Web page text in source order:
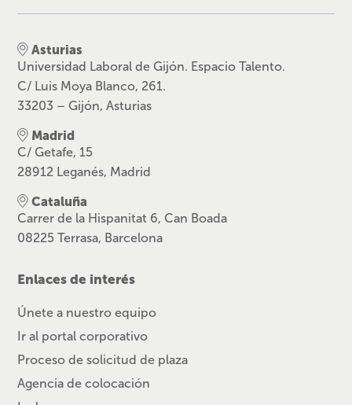
Asturias
Universidad Laboral de Gijón. Espacio Talento.
C/ Luis Moya Blanco, 261.
33203 – Gijón, Asturias
Madrid
C/ Getafe, 15
28912 Leganés, Madrid
Cataluña
Carrer de la Hispanitat 6, Can Boada
08225 Terrasa, Barcelona
Enlaces de interés
Únete a nuestro equipo
Ir al portal corporativo
Proceso de solicitud de plaza
Agencia de colocación